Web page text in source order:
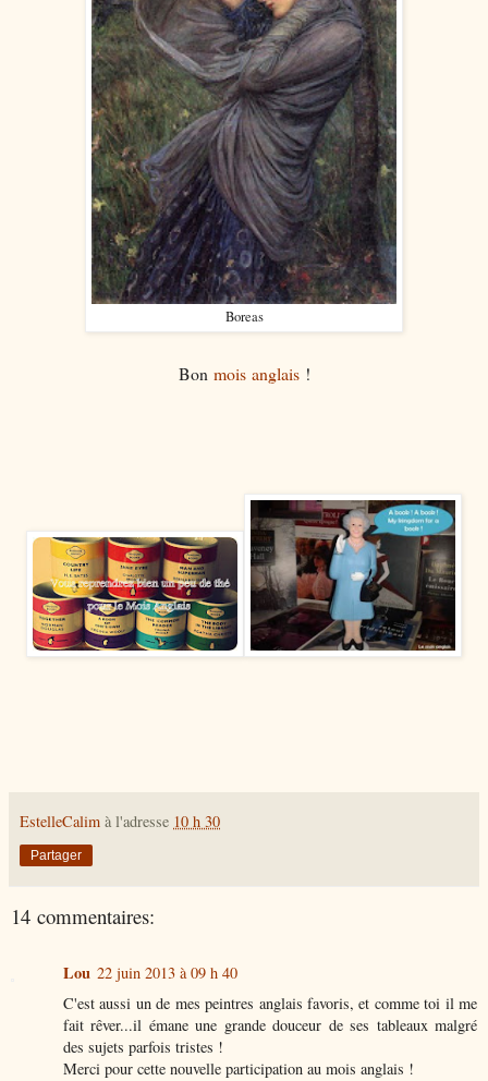
Boreas
Bon mois anglais!
EstelleCalim à l'adresse 10 h 30
Partager
14 commentaires:
Lou 22 juin 2013 à 09 h 40
C'est aussi un de mes peintres anglais favoris, et comme toi il me
fait rêver...il émane une grande douceur de ses tableaux malgré
des sujets parfois tristes !
Merci pour cette nouvelle participation au mois anglais !